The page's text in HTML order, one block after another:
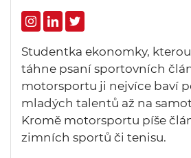
Studentka ekonomky,
táhne psaní sportovních
motorsportu ji nejvíce baví
mladých talentů až na
Kromě motorsportu píše
zimních sportů či tenisu.